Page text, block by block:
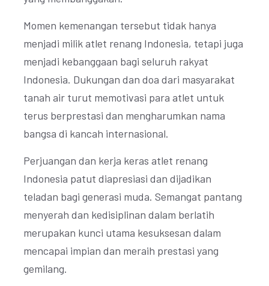
Momen kemenangan tersebut tidak hanya
menjadi milik atlet renang Indonesia, tetapi juga
menjadi kebanggaan bagi seluruh rakyat
Indonesia. Dukungan dan doa dari masyarakat
tanah air turut memotivasi para atlet untuk
terus berprestasi dan mengharumkan nama
bangsa di kancah internasional.
Perjuangan dan kerja keras atlet renang
Indonesia patut diapresiasi dan dijadikan
teladan bagi generasi muda. Semangat pantang
menyerah dan kedisiplinan dalam berlatih
merupakan kunci utama kesuksesan dalam
mencapai impian dan meraih prestasi yang
gemilang.